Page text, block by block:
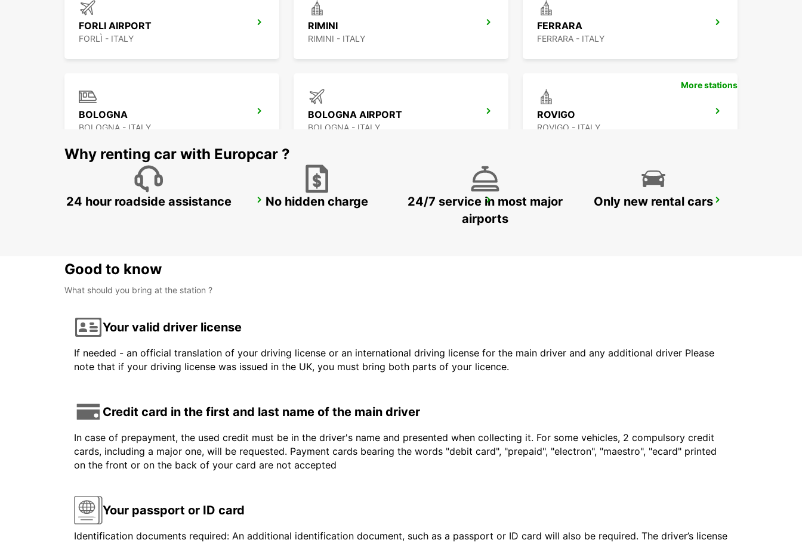
FORLI AIRPORT
FORLÌ - ITALY
RIMINI
RIMINI - ITALY
FERRARA
FERRARA - ITALY
BOLOGNA
BOLOGNA - ITALY
BOLOGNA AIRPORT
BOLOGNA - ITALY
ROVIGO
ROVIGO - ITALY
FLORENCE NOVOLI FLORENCE CITY CENTER FLORENCE AIRPORT
More stations
Why renting car with Europcar ?
24 hour roadside assistance No hidden charge
24/7 service in most major
airports
Only new rental cars
Good to know
What should you bring at the station ?
Your valid driver license
If needed - an official translation of your driving license or an international driving license for the main driver and any additional driver Please
note that if your driving license was issued in the UK, you must bring both parts of your licence.
Credit card in the first and last name of the main driver
In case of prepayment, the used credit must be in the driver's name and presented when collecting it. For some vehicles, 2 compulsory credit
cards, including a major one, will be requested. Payment cards bearing the words "debit card", "prepaid", "electron", "maestro", "ecard" printed
on the front or on the back of your card are not accepted
Your passport or ID card
Identification documents required: An additional identification document, such as a passport or ID card will also be required. The driver’s license